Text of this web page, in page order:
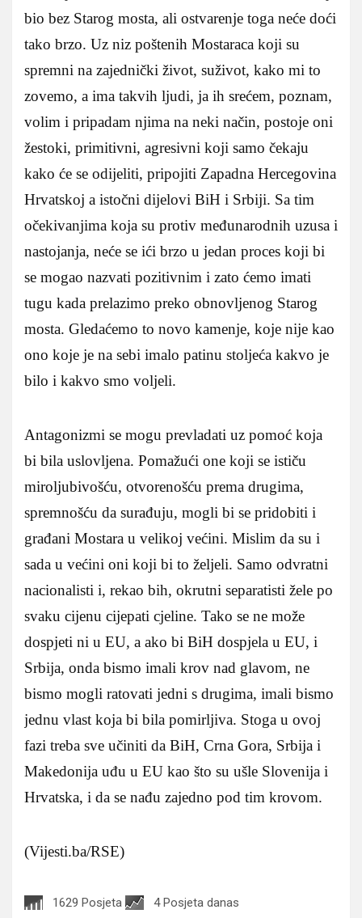
bio bez Starog mosta, ali ostvarenje toga neće doći
tako brzo. Uz niz poštenih Mostaraca koji su
spremni na zajednički život, suživot, kako mi to
zovemo, a ima takvih ljudi, ja ih srećem, poznam,
volim i pripadam njima na neki način, postoje oni
žestoki, primitivni, agresivni koji samo čekaju
kako će se odijeliti, pripojiti Zapadna Hercegovina
Hrvatskoj a istočni dijelovi BiH i Srbiji. Sa tim
očekivanjima koja su protiv međunarodnih uzusa i
nastojanja, neće se ići brzo u jedan proces koji bi
se mogao nazvati pozitivnim i zato ćemo imati
tugu kada prelazimo preko obnovljenog Starog
mosta. Gledaćemo to novo kamenje, koje nije kao
ono koje je na sebi imalo patinu stoljeća kakvo je
bilo i kakvo smo voljeli.
Antagonizmi se mogu prevladati uz pomoć koja
bi bila uslovljena. Pomažući one koji se ističu
miroljubivošću, otvorenošću prema drugima,
spremnošću da surađuju, mogli bi se pridobiti i
građani Mostara u velikoj većini. Mislim da su i
sada u većini oni koji bi to željeli. Samo odvratni
nacionalisti i, rekao bih, okrutni separatisti žele po
svaku cijenu cijepati cjeline. Tako se ne može
dospjeti ni u EU, a ako bi BiH dospjela u EU, i
Srbija, onda bismo imali krov nad glavom, ne
bismo mogli ratovati jedni s drugima, imali bismo
jednu vlast koja bi bila pomirljiva. Stoga u ovoj
fazi treba sve učiniti da BiH, Crna Gora, Srbija i
Makedonija uđu u EU kao što su ušle Slovenija i
Hrvatska, i da se nađu zajedno pod tim krovom.
(Vijesti.ba/RSE)
1629 Posjeta 4 Posjeta danas